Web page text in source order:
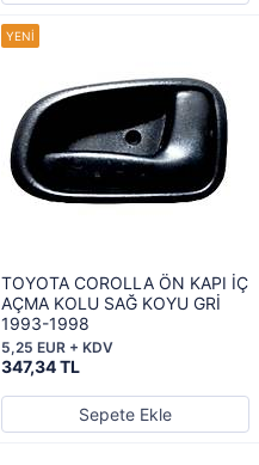
TOYOTA COROLLA ÖN KAPI İÇ
AÇMA KOLU SAĞ KOYU GRİ
1993-1998
347,34 TL
5,25 EUR + KDV
Sepete Ekle